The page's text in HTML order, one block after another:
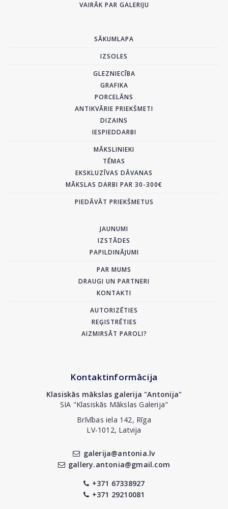
VAIRĀK PAR GALERIJU
SĀKUMLAPA
IZSOLES
GLEZNIECĪBA
GRAFIKA
PORCELĀNS
ANTIKVĀRIE PRIEKŠMETI
DIZAINS
IESPIEDDARBI
MĀKSLINIEKI
TĒMAS
EKSKLUZĪVAS DĀVANAS
MĀKSLAS DARBI PAR 30-300€
PIEDĀVĀT PRIEKŠMETUS
JAUNUMI
IZSTĀDES
PAPILDINĀJUMI
PAR MUMS
DRAUGI UN PARTNERI
KONTAKTI
AUTORIZĒTIES
REĢISTRĒTIES
AIZMIRSĀT PAROLI?
Kontaktinformācija
Klasiskās mākslas galerija "Antonija"
SIA "Klasiskās Mākslas Galerija"
Brīvības iela 142, Rīga
LV-1012, Latvija
galerija@antonia.lv
gallery.antonia@gmail.com
+371 67338927
+371 29210081